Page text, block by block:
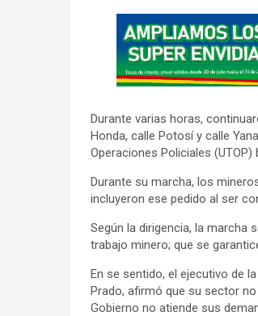
t
i
e
e
n
t
:
Durante varias horas,
Honda, calle Potosí y calle
Operaciones Policiales
Durante su marcha, los
incluyeron ese pedido al ser
Según la dirigencia, la marcha
trabajo minero; que se
En se sentido, el ejecutivo de
Prado, afirmó que su sector
Gobierno no atiende sus